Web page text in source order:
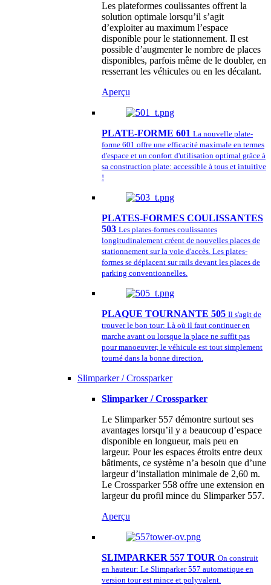
Les plateformes coulissantes offrent la
solution optimale lorsqu’il s’agit
d’exploiter au maximum l’espace
disponible pour le stationnement. Il est
possible d’augmenter le nombre de places
disponibles, parfois même de le doubler, en
resserrant les véhicules ou en les décalant.
Aperçu
PLATE-FORME 601 La nouvelle plate-
forme 601 offre une efficacité maximale en termes
d'espace et un confort d'utilisation optimal grâce à
sa construction plate: accessible à tous et intuitive
!
PLATES-FORMES COULISSANTES
503 Les plates-formes coulissantes
longitudinalement créent de nouvelles places de
stationnement sur la voie d'accès. Les plates-
formes se déplacent sur rails devant les places de
parking conventionnelles.
PLAQUE TOURNANTE 505 Il s'agit de
trouver le bon tour: Là où il faut continuer en
marche avant ou lorsque la place ne suffit pas
pour manoeuvrer, le véhicule est tout simplement
tourné dans la bonne direction.
Slimparker / Crossparker
Slimparker / Crossparker
Le Slimparker 557 démontre surtout ses
avantages lorsqu’il y a beaucoup d’espace
disponible en longueur, mais peu en
largeur. Pour les espaces étroits entre deux
bâtiments, ce système n’a besoin que d’une
largeur d’installation minimale de 2,60 m.
Le Crossparker 558 offre une extension en
largeur du profil mince du Slimparker 557.
Aperçu
SLIMPARKER 557 TOUR On construit
en hauteur: Le Slimparker 557 automatique en
version tour est mince et polyvalent.